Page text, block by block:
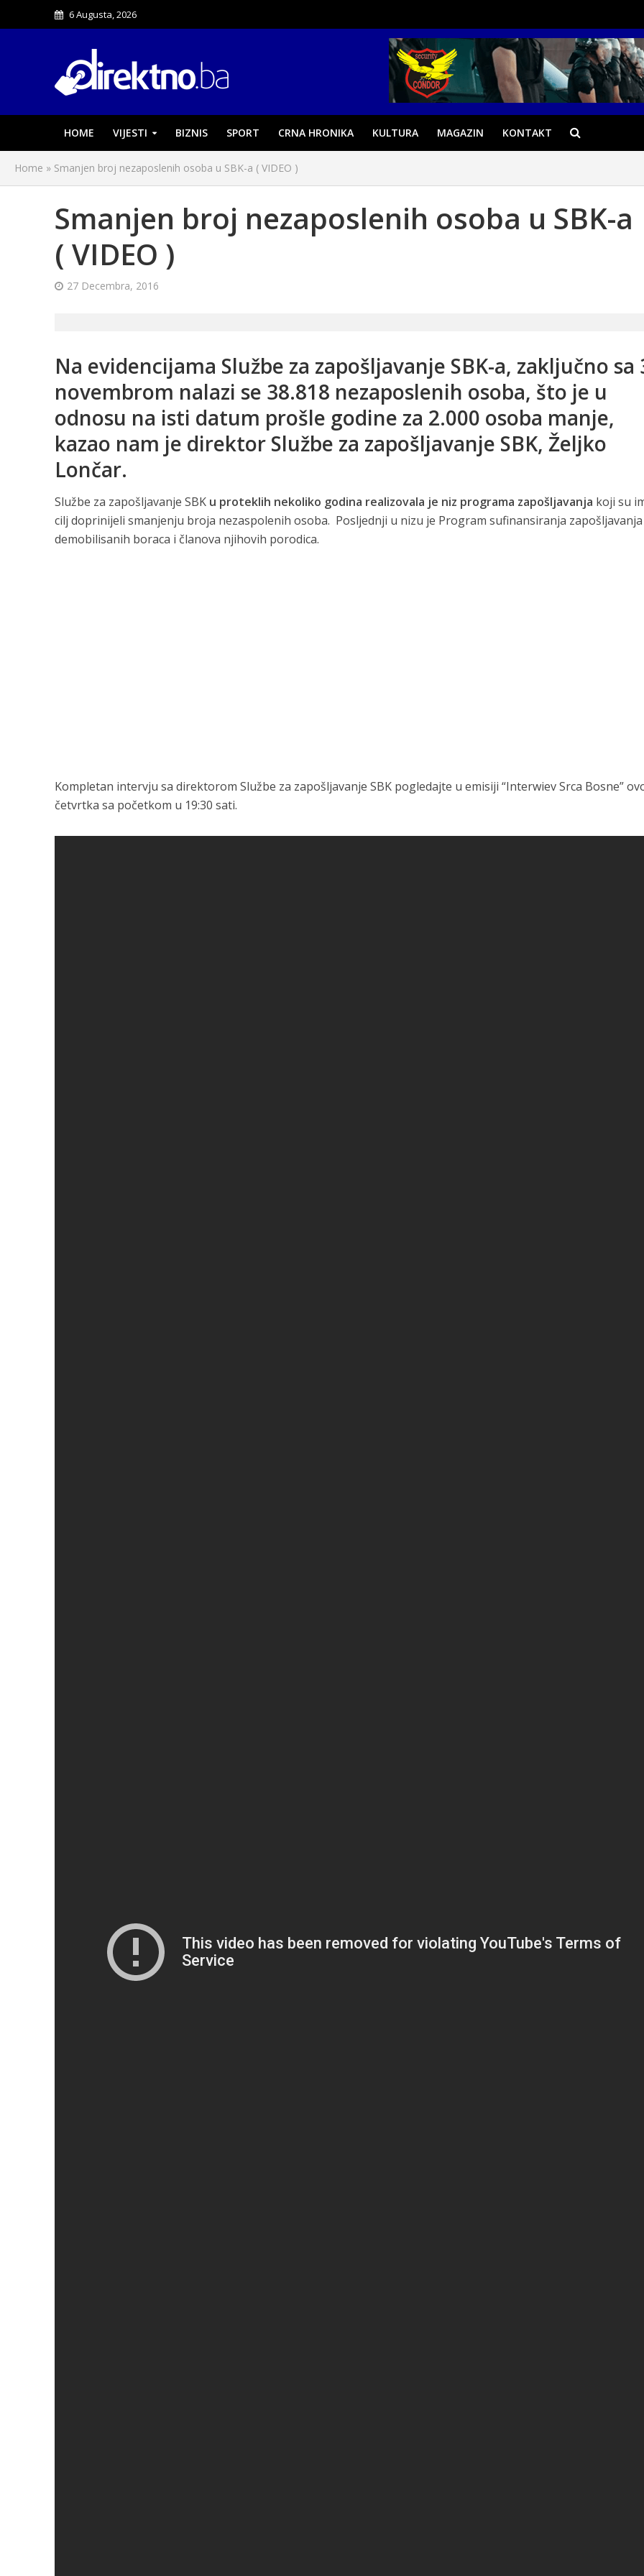
6 Augusta, 2026
HOME VIJESTI BIZNIS SPORT CRNA HRONIKA KULTURA MAGAZIN KONTAKT
Home » Smanjen broj nezaposlenih osoba u SBK-a ( VIDEO )
Smanjen broj nezaposlenih osoba u SBK-a
( VIDEO )
27 Decembra, 2016
Na evidencijama Službe za zapošljavanje SBK-a, zaključno sa
novembrom nalazi se 38.818 nezaposlenih osoba, što je u
odnosu na isti datum prošle godine za 2.000 osoba manje,
kazao nam je direktor Službe za zapošljavanje SBK, Željko
Lončar.
Službe za zapošljavanje SBK u proteklih nekoliko godina realizovala je niz programa zapošljavanja koji su
cilj doprinijeli smanjenju broja nezaspolenih osoba. Posljednji u nizu je Program sufinansiranja zapošljavanja
demobilisanih boraca i članova njihovih porodica.
Kompletan intervju sa direktorom Službe za zapošljavanje SBK pogledajte u emisiji “Interwiev Srca Bosne”
četvrtka sa početkom u 19:30 sati.